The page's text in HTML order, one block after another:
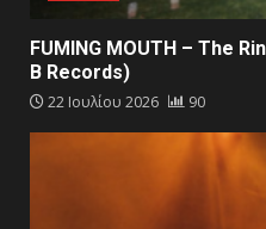
FUMING MOUTH – The
B Records)
22 Ιουλίου 2026 90